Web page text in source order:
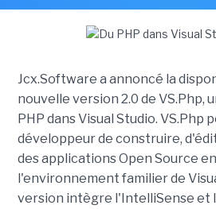
Jcx.Software a annoncé la
nouvelle version 2.0 de VS.Php,
PHP dans Visual Studio. VS.Php
développeur de construire,
des applications Open Source
l'environnement familier de
version intègre l'IntelliSense et